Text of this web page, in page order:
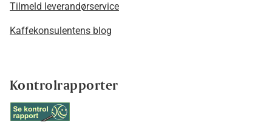
Tilmeld leverandørservice
Kaffekonsulentens blog
Kontrolrapporter